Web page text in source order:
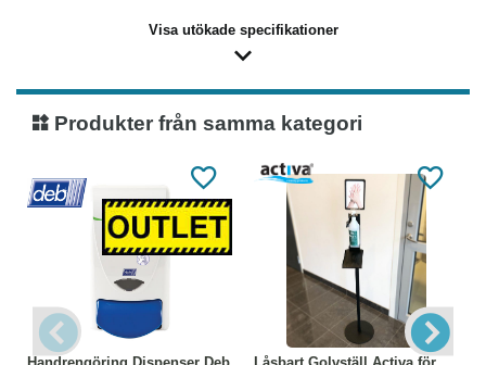
Visa utökade specifikationer
Produkter från samma kategori